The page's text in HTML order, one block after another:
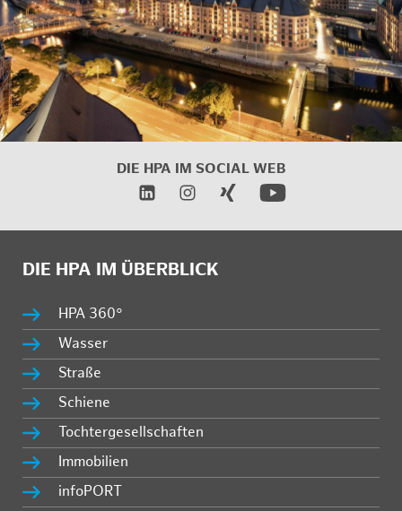
DIE HPA IM SOCIAL WEB
DIE HPA IM ÜBERBLICK
HPA 360°
Wasser
Straße
Schiene
Tochtergesellschaften
Immobilien
infoPORT